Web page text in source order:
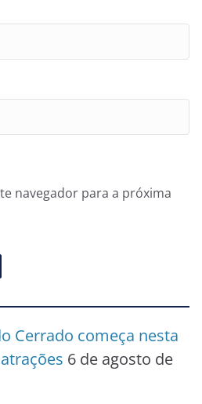
navegador para a próxima
Cerrado começa nesta
6 de agosto de